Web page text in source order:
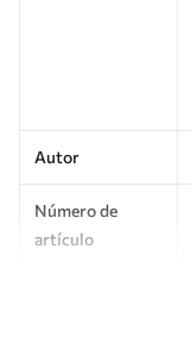
Autor
Número de
artículo